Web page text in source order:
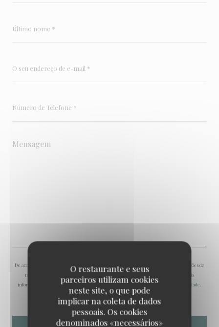
O restaurante e seus
parceiros utilizam cookies
neste site, o que pode
implicar na coleta de dados
pessoais. Os cookies
denominados «necessários»
De acordo com a legislação de proteção de dados, tem o direito de se opor a comunicações de
marketing. Pode registar-se na Lista Robinson através derobinson.pt
. Para mais
informações sobre o tratamento dos seus dados, consulte a nossapolítica de privacidade